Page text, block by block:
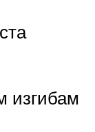
изгибам